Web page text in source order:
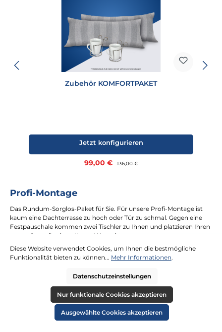
Zubehör KOMFORTPAKET
Verkaufspreis:
99,00 € Regulärer Preis:
136,00 €
Jetzt konfigurieren
Profi-Montage
Das Rundum-Sorglos-Paket für Sie. Für unsere Profi-Montage ist
kaum eine Dachterrasse zu hoch oder Tür zu schmal. Gegen eine
Festpauschale kommen zwei Tischler zu Ihnen und platzieren Ihren
neuen Strandkorb an Ihrem Wunschort.
mehr erfahren
Diese Website verwendet Cookies, um Ihnen die bestmögliche
Funktionalität bieten zu können... Mehr Informationen.
Datenschutzeinstellungen
Nur funktionale Cookies akzeptieren
Ausgewählte Cookies akzeptieren